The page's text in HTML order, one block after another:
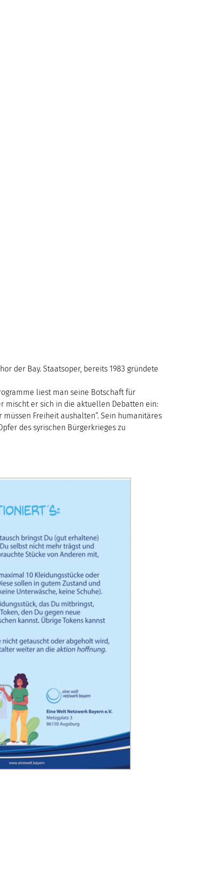
der Bay. Staatsoper, bereits 1983 gründete
liest man seine Botschaft für
mischt er sich in die aktuellen Debatten ein:
Freiheit aushalten“. Sein humanitäres
des syrischen Bürgerkrieges zu